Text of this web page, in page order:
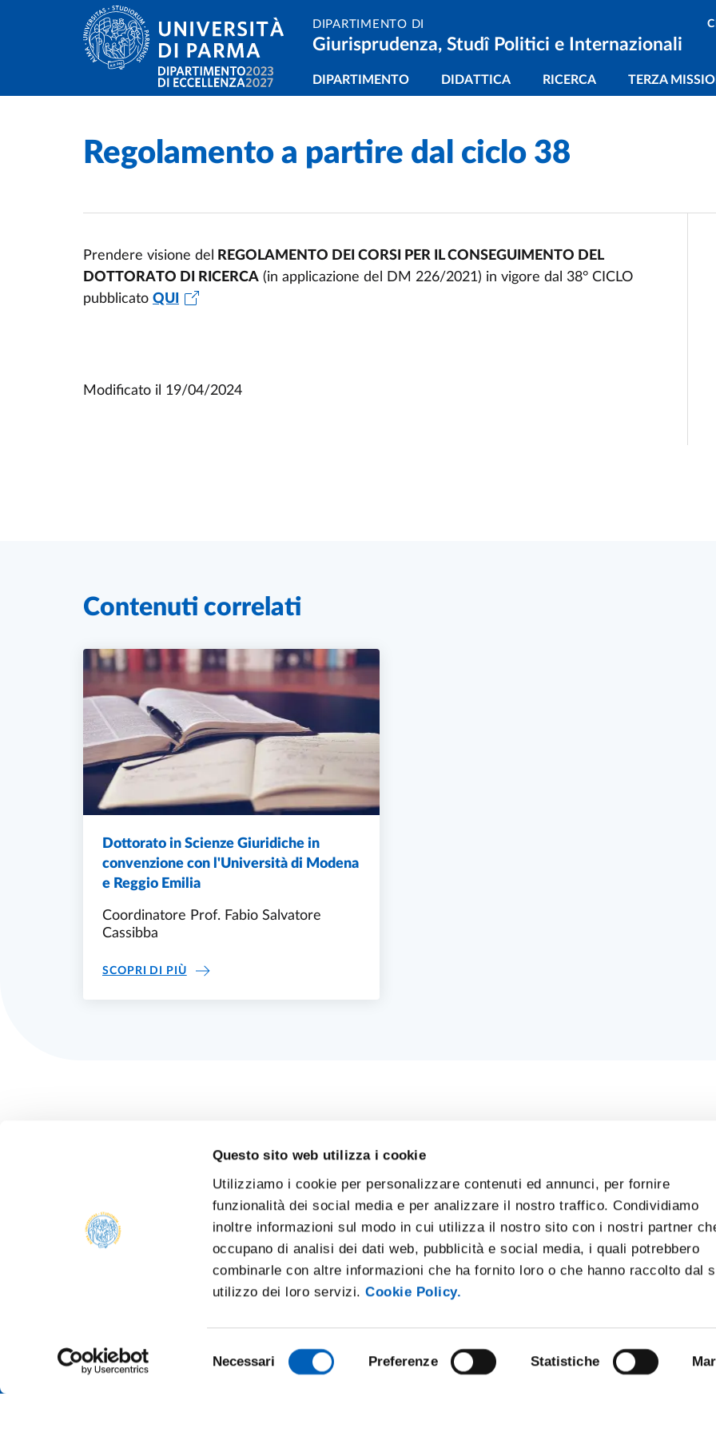
Questo sito web utilizza i cookie
Utilizziamo i cookie per personalizzare contenuti ed annunci, per fornire
funzionalità dei social media e per analizzare il nostro traffico. Condividiamo
inoltre informazioni sul modo in cui utilizza il nostro sito con i nostri partner
occupano di analisi dei dati web, pubblicità e social media, i quali potrebbero
combinarle con altre informazioni che ha fornito loro o che hanno raccolto dal
utilizzo dei loro servizi.Cookie Policy.
del
Necessari Preferenze Statistiche
Salta al contenuto principale
Skip to footer
DIPARTIMENTO DI
Giurisprudenza, Studî Politici e Internazionali
Navigazione principale
DIPARTIMENTO DIDATTICA RICERCA TERZA
Home /
Regolamento a partire dal ciclo 38
Prendere visione del
REGOLAMENTO DEI CORSI PER IL CONSEGUIMENTO DEL
DOTTORATO DI RICERCA (in applicazione del DM 226/2021) in vigore dal 38° CICLO
pubblicatoQUI
Modificato il 19/04/2024
Contenuti correlati
Dottorato in Scienze Giuridiche in
convenzione con l'Università di Modena
e Reggio Emilia
Coordinatore Prof. Fabio Salvatore
Cassibba
SCOPRI DI PIÙDOTTORATO IN SCIENZE GIURIDICHE IN CONVENZIONE CON L'UNIVERSITÀ DI MODENA E